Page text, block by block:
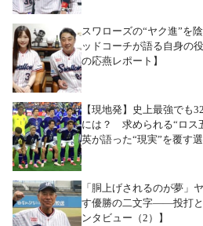
スワローズの“ヤク進”を
ッドコーチが語る自身の
の応燕レポート】
【現地発】史上最強で
には？ 求められる“ロス
英が語った“現実”を覆す
「胴上げされるのが夢」
す優勝の二文字――投打と
ンタビュー（2）】